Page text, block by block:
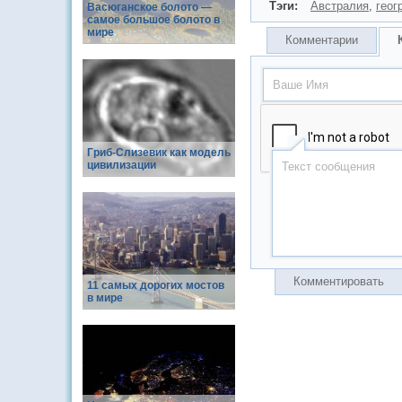
Васюганское болото —
самое большое болото в
мире
Гриб-Слизевик как модель
цивилизации
11 самых дорогих мостов
в мире
Тэги: Австралия,
Комментарии
Комментировать